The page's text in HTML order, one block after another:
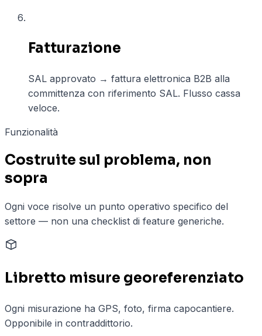
Fatturazione
SAL approvato → fattura elettronica B2B alla
committenza con riferimento SAL. Flusso cassa
veloce.
Funzionalità
Costruite sul problema, non
sopra
Ogni voce risolve un punto operativo specifico del
settore — non una checklist di feature generiche.
Libretto misure georeferenziato
Ogni misurazione ha GPS, foto, firma capocantiere.
Opponibile in contraddittorio.